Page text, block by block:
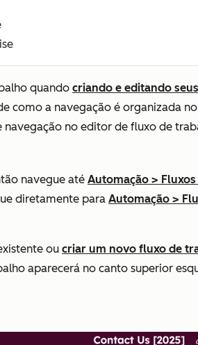
quando criando e editando
como a navegação é organizada
no editor de fluxo de
navegue até Automação >
diretamente para Automação >
ou criar um novo fluxo de
aparecerá no canto superior